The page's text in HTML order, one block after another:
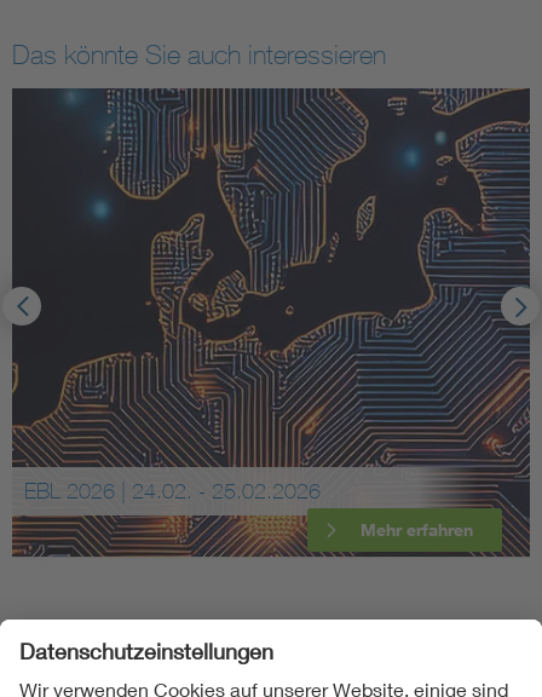
Das könnte Sie auch interessieren
EBL 2026 | 24.02. - 25.02.2026
Mehr erfahren